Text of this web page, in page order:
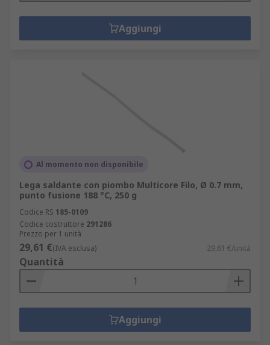
Aggiungi
Al momento non disponibile
Lega saldante con piombo Multicore Filo, Ø 0.7 mm,
punto fusione 188 °C, 250 g
Codice RS 185-0109
Codice costruttore 291286
Prezzo per 1 unità
29,61 €(IVA esclusa) 29,61 €/unità
Quantità
Aggiungi